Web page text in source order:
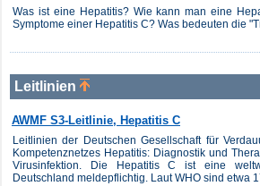
Was ist eine Hepatitis? Wie kann man eine
Symptome einer Hepatitis C? Was bedeuten die
Leitlinien
AWMF S3-Leitlinie, Hepatitis C
Leitlinien der Deutschen Gesellschaft für
Kompetenznetzes Hepatitis: Diagnostik und
Virusinfektion. Die Hepatitis C ist eine
Deutschland meldepflichtig. Laut WHO sind etwa